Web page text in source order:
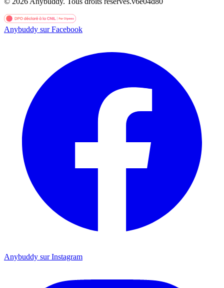
Anybuddy sur Facebook
Anybuddy sur Instagram